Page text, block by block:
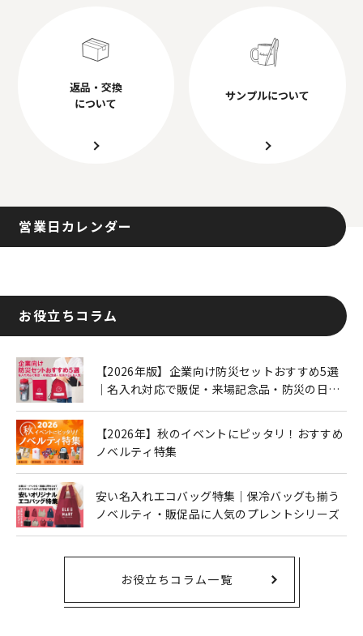
返品・交換
について
サンプルについて
営業日カレンダー
お役立ちコラム
【2026年版】企業向け防災セットおすすめ5選
｜名入れ対応で販促・来場記念品・防災の日に
【2026年】秋のイベントにピッタリ！おすすめ
ノベルティ特集
安い名入れエコバッグ特集｜保冷バッグも揃う
ノベルティ・販促品に人気のプレントシリーズ
お役立ちコラム一覧